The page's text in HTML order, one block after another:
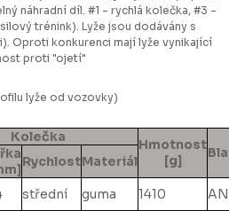
náhradní díl. #1 - rychlá kolečka, #3 -
trénink). Lyže jsou dodávány s
Oproti konkurenci mají lyže vynikající
proti "ojetí"
lyže od vozovky)
Kolečka
Hmotnost
[g]
RychlostMateriál
střední guma 1410